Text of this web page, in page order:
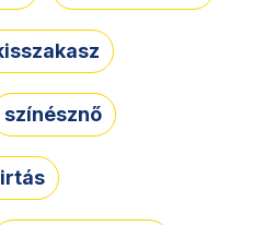
színésznő